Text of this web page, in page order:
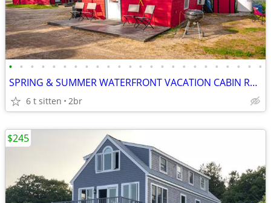
• • • • • • • • • • • • • • • • • • • • • • • •
SPRING & SUMMER WATERFRONT VACATION CABIN RENTALS in ROXBURY MAINE
6 t sitten 2br
$245